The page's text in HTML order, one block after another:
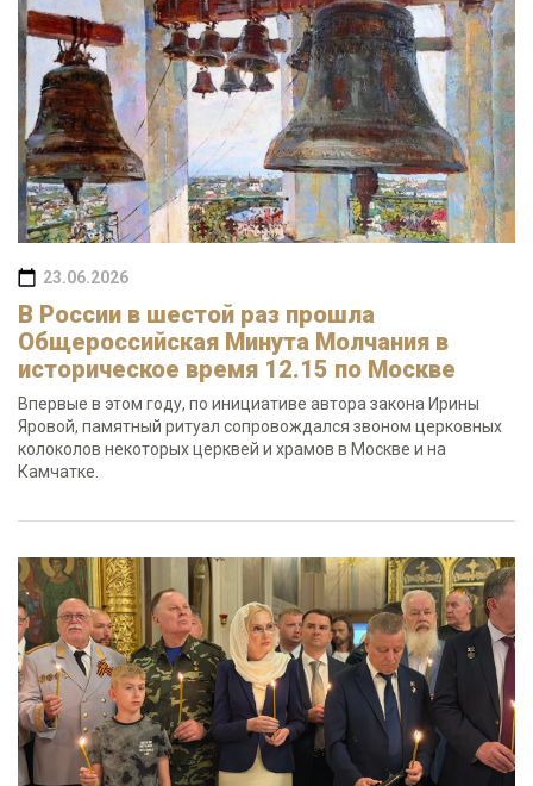
23.06.2026
В России в шестой раз прошла
Общероссийская Минута Молчания в
историческое время 12.15 по Москве
Впервые в этом году, по инициативе автора закона Ирины
Яровой, памятный ритуал сопровождался звоном церковных
колоколов некоторых церквей и храмов в Москве и на
Камчатке.